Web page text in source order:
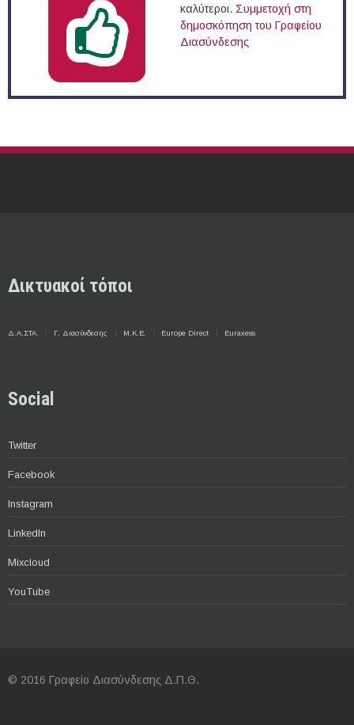
καλύτεροι. Συμμετοχή στη
δημοσκόπηση του Γραφείου
Διασύνδεσης
Δικτυακοί τόποι
Δ.Α.ΣΤΑ. Γ. Διασύνδεσης Μ.Κ.Ε. Europe Direct Euraxess
Social
Twitter
Facebook
Instagram
LinkedIn
Mixcloud
YouTube
© 2016 Γραφείο Διασύνδεσης Δ.Π.Θ.